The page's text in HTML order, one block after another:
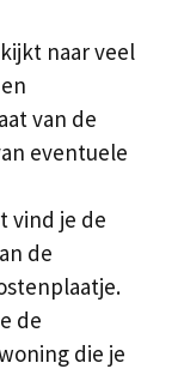
naar veel
van de
eventuele
vind je de
de
de
die je